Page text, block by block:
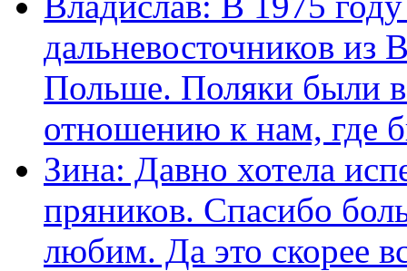
дальневосточников из
Польше. Поляки были
отношению к нам, где
Зина: Давно хотела
пряников. Спасибо
любим. Да это скорее